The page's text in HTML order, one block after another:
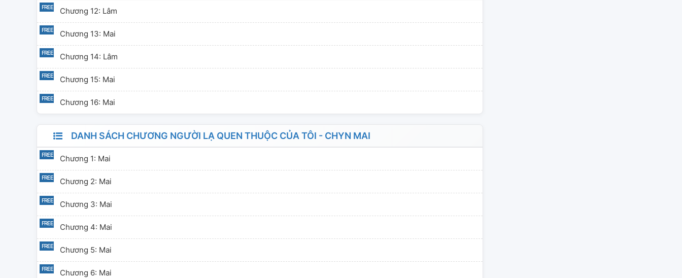
Chương 12: Lâm
Chương 13: Mai
Chương 14: Lâm
Chương 15: Mai
Chương 16: Mai
DANH SÁCH CHƯƠNG NGƯỜI LẠ QUEN THUỘC CỦA TÔI - CHYN MAI
Chương 1: Mai
Chương 2: Mai
Chương 3: Mai
Chương 4: Mai
Chương 5: Mai
Chương 6: Mai